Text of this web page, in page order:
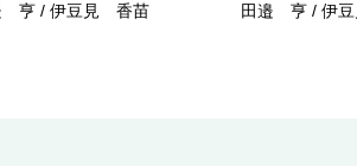
亨 / 伊豆見 香苗 田邉 亨 / 伊